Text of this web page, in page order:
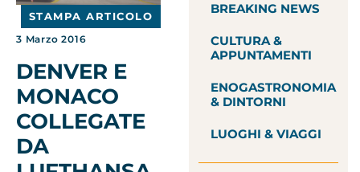
STAMPA ARTICOLO
3 Marzo 2016
DENVER E
MONACO
COLLEGATE
DA
BREAKING NEWS
CULTURA &
APPUNTAMENTI
ENOGASTRONOMIA
& DINTORNI
LUOGHI & VIAGGI